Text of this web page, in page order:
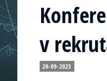
v
20-09-2023